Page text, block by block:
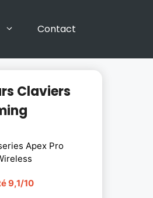
Contact
Claviers
Apex Pro
9,1/10